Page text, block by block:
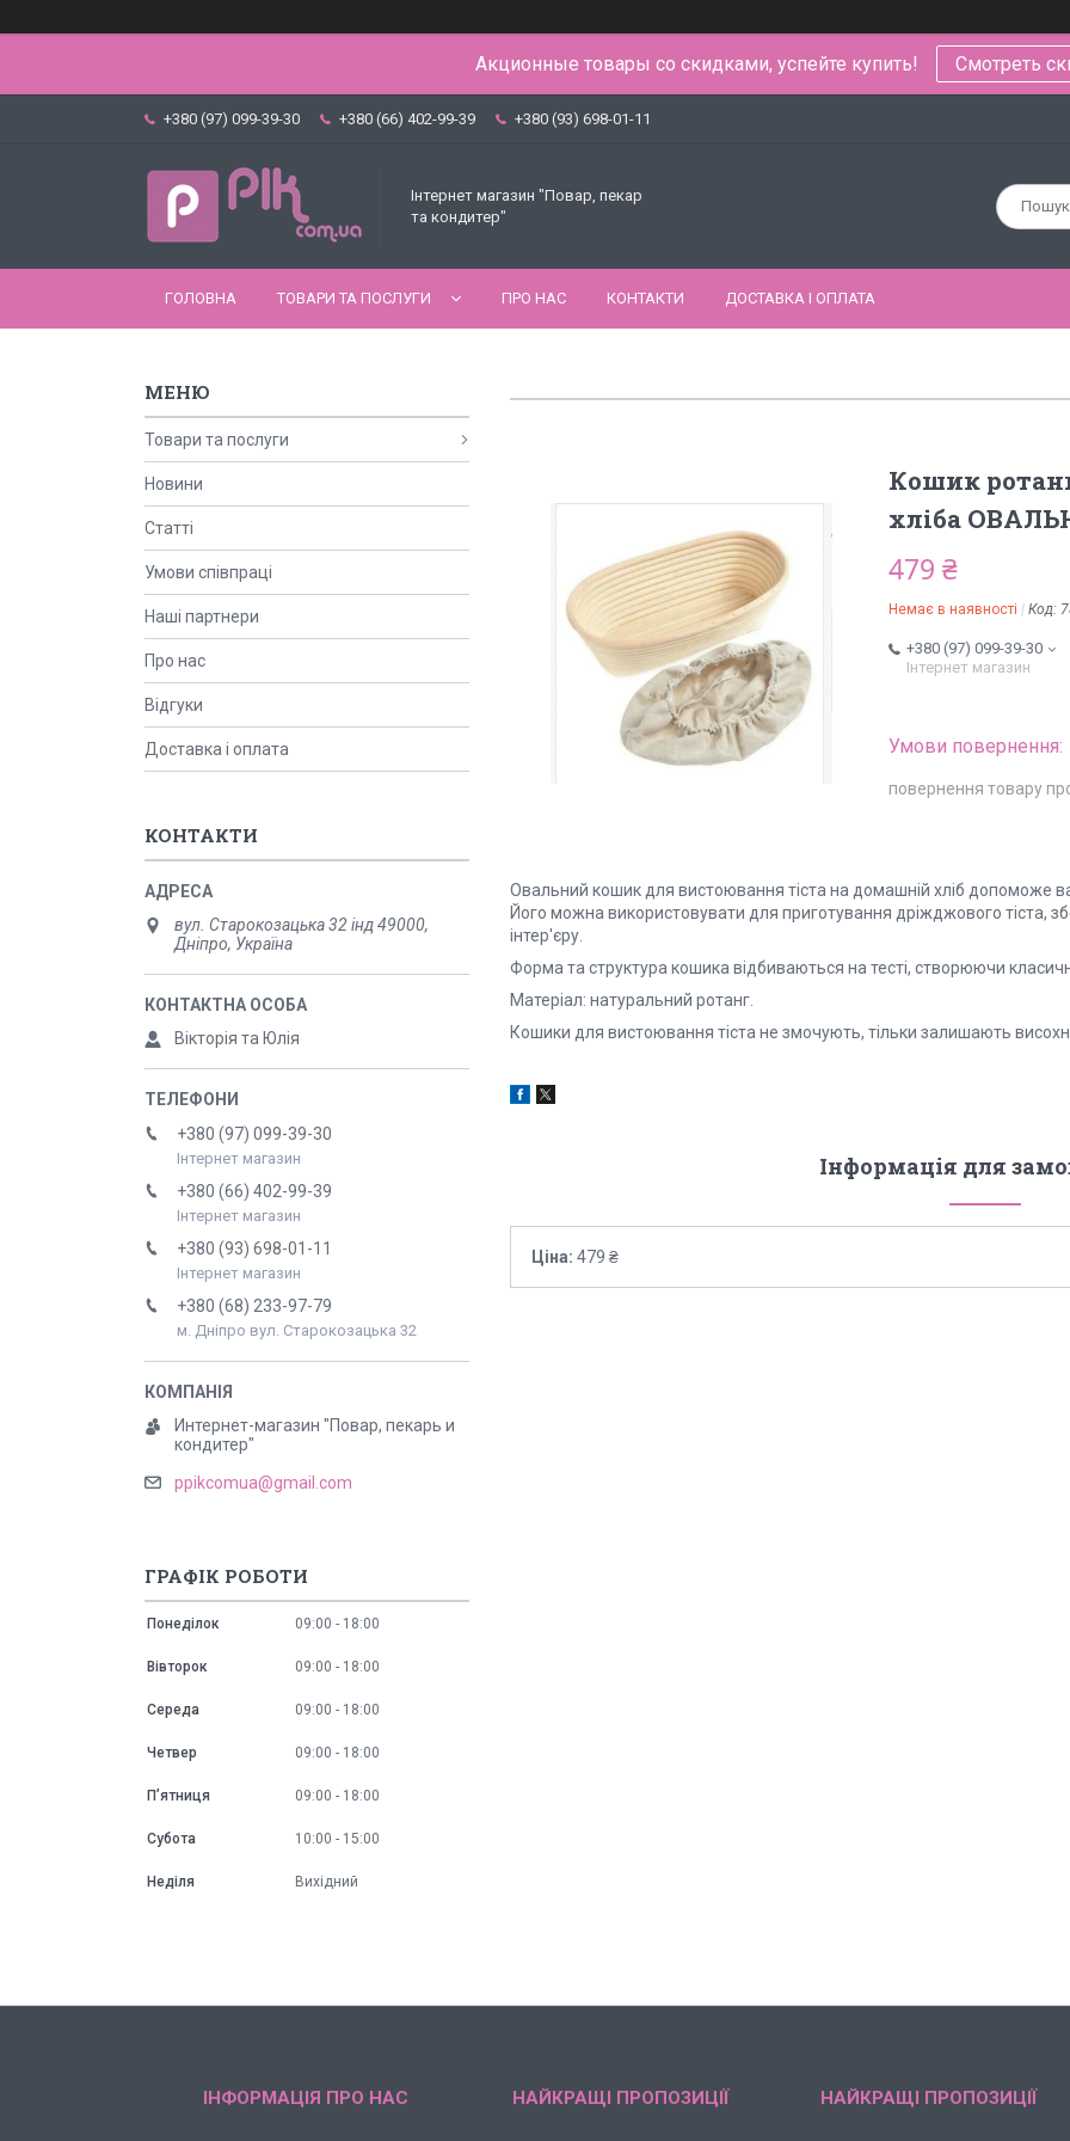
Акционные товары со скидками, успейте купить! Смотреть
+380 (97) 099-39-30 +380 (66) 402-99-39 +380 (93) 698-01-11
Інтернет магазин "Повар, пекар
та кондитер"
ГОЛОВНА ТОВАРИ ТА ПОСЛУГИ ПРО НАС КОНТАКТИ ДОСТАВКА І ОПЛАТА
Кошик
хліба
479 ₴
Немає в наявності Код:
+380 (97) 099-39-30
Інтернет магазин
повернення товару
Овальний кошик для вистоювання тіста на домашній хліб допоможе
Його можна використовувати для приготування дріжджового тіста,
інтер'єру.
Форма та структура кошика відбиваються на тесті, створюючи
Матеріал: натуральний ротанг.
Кошики для вистоювання тіста не змочують, тільки залишають
Інформація для
Ціна: 479 ₴
Товари та послуги
Новини
Статті
Умови співпраці
Наші партнери
Про нас
Відгуки
Доставка і оплата
КОНТАКТИ
вул. Старокозацька 32 інд 49000,
Дніпро, Україна
Вікторія та Юлія
+380 (97) 099-39-30
Інтернет магазин
+380 (66) 402-99-39
Інтернет магазин
+380 (93) 698-01-11
Інтернет магазин
+380 (68) 233-97-79
м. Дніпро вул. Старокозацька 32
Интернет-магазин "Повар, пекарь и
кондитер"
ppikcomua@gmail.com
ГРАФІК РОБОТИ
Понеділок 09:00 18:00
Вівторок 09:00 18:00
Середа 09:00 18:00
Четвер 09:00 18:00
Пʼятниця 09:00 18:00
Субота 10:00 15:00
Неділя Вихідний
ІНФОРМАЦІЯ ПРО НАС НАЙКРАЩІ ПРОПОЗИЦІЇ НАЙКРАЩІ ПРОПОЗИЦІЇ